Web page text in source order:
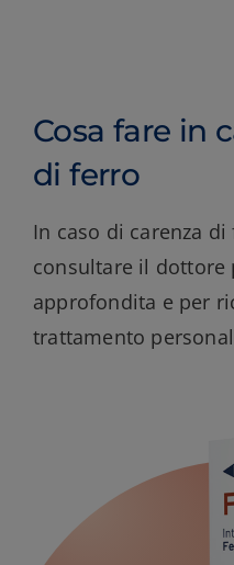
Cosa fare in
di ferro
In caso di carenza
consultare il dottore
approfondita e per
trattamento